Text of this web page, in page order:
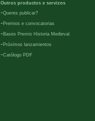
Outros productos e servizos
-Queres publicar?
- Premios e convocatorias
- Bases Premio Historia Medieval
- Próximos lanzamientos
-Católogo PDF